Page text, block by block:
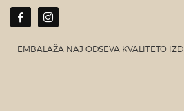
EMBALAŽA NAJ ODSEVA KVALITETO